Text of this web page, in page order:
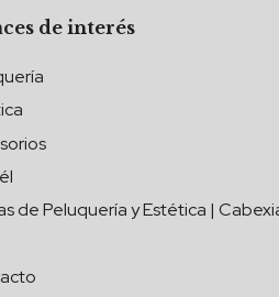
de interés
de Peluquería y Estética |